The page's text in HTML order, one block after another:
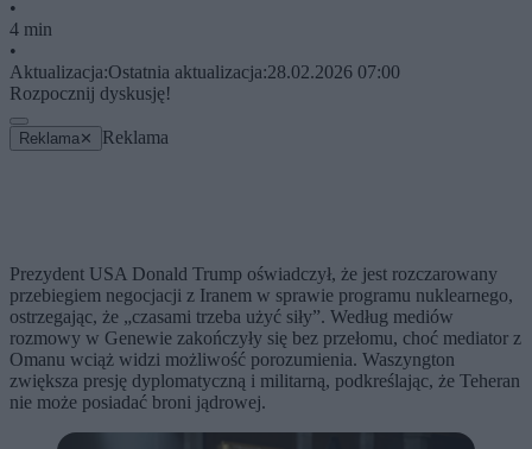
•
4 min
•
Aktualizacja:Ostatnia aktualizacja:28.02.2026 07:00
Rozpocznij dyskusję!
Reklama ✕ Reklama
Prezydent USA Donald Trump oświadczył, że jest rozczarowany
przebiegiem negocjacji z Iranem w sprawie programu nuklearnego,
ostrzegając, że „czasami trzeba użyć siły”. Według mediów
rozmowy w Genewie zakończyły się bez przełomu, choć mediator z
Omanu wciąż widzi możliwość porozumienia. Waszyngton
zwiększa presję dyplomatyczną i militarną, podkreślając, że Teheran
nie może posiadać broni jądrowej.